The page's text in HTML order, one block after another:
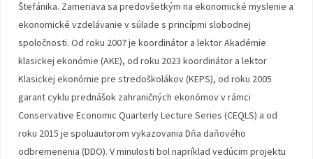
Štefánika. Zameriava sa predovšetkým na ekonomické myslenie a
ekonomické vzdelávanie v súlade s princípmi slobodnej
spoločnosti. Od roku 2007 je koordinátor a lektor Akadémie
klasickej ekonómie (AKE), od roku 2023 koordinátor a lektor
Klasickej ekonómie pre stredoškolákov (KEPS), od roku 2005
garant cyklu prednášok zahraničných ekonómov v rámci
Conservative Economic Quarterly Lecture Series (CEQLS) a od
roku 2015 je spoluautorom vykazovania Dňa daňového
odbremenenia (DDO). V minulosti bol napríklad vedúcim projektu